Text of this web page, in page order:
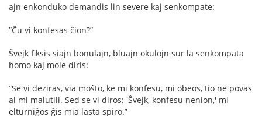
ajn enkonduko demandis lin severe kaj senkompate:
”Ĉu vi konfesas ĉion?”
Ŝvejk ﬁksis siajn bonulajn, bluajn okulojn sur la senkompata
homo kaj mole diris:
”Se vi deziras, via moŝto, ke mi konfesu, mi obeos, tio ne povas
al mi malutili. Sed se vi diros: 'Ŝvejk, konfesu nenion,' mi
elturniĝos ĝis mia lasta spiro.”